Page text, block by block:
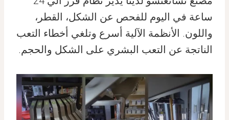
ساعة في اليوم للفحص عن الشكل، القطر،
واللون. الأنظمة الآلية أسرع وتلغي أخطاء التعب
الناتجة عن التعب البشري على الشكل والحجم.